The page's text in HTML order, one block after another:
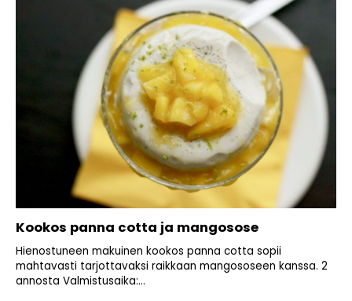
Kookos panna cotta ja mangosose
Hienostuneen makuinen kookos panna cotta sopii
mahtavasti tarjottavaksi raikkaan mangososeen kanssa. 2
annosta Valmistusaika:...